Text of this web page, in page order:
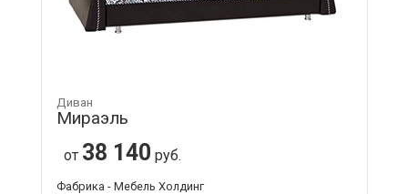
Диван
Мираэль
от 38 140 руб.
Фабрика - Мебель Холдинг